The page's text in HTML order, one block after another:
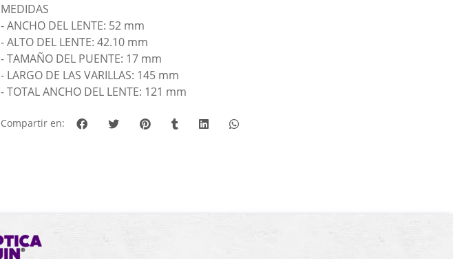
MEDIDAS
- ANCHO DEL LENTE: 52 mm
- ALTO DEL LENTE: 42.10 mm
- TAMAÑO DEL PUENTE: 17 mm
- LARGO DE LAS VARILLAS: 145 mm
- TOTAL ANCHO DEL LENTE: 121 mm
Compartir en: